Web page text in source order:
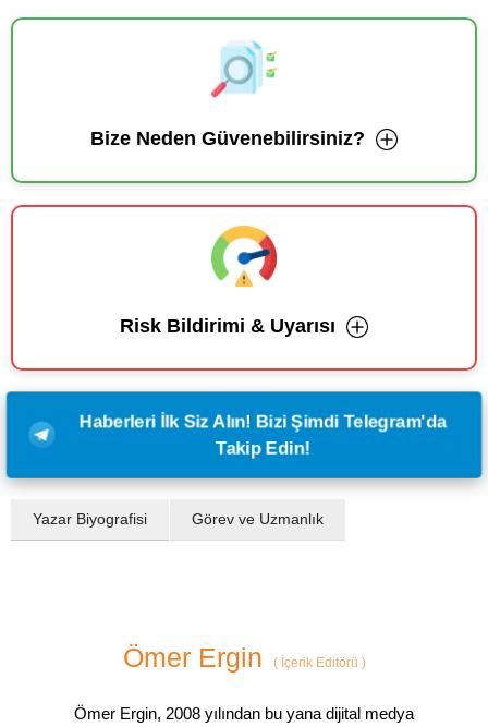
Bize Neden Güvenebilirsiniz?
Risk Bildirimi & Uyarısı
Haberleri İlk Siz Alın! Bizi Şimdi Telegram'da
Takip Edin!
Yazar Biyografisi Görev ve Uzmanlık
Ömer Ergin (İçerik Editörü )
Ömer Ergin, 2008 yılından bu yana dijital medya